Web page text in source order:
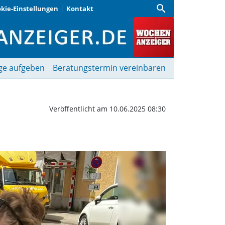
Einstellungen Kontakt search
in der
aufgeben Beratungstermin vereinbaren
Veröffentlicht am 10.06.2025 08:30